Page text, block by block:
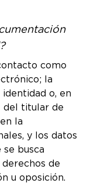
como
la
o, en
del titular de
la
y los datos
busca
de
u oposición.